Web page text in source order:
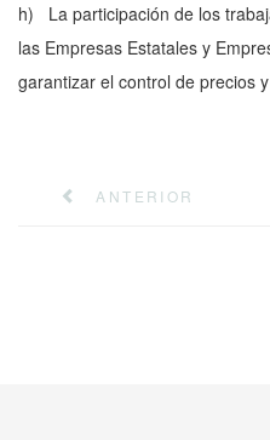
h) La participación de los
las Em­presas Estatales y
garantizar el control de precios
ANTERIOR